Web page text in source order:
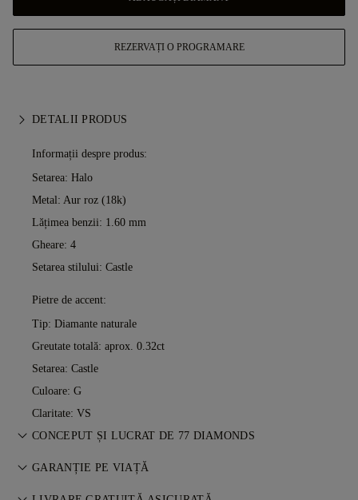
REZERVAȚI O PROGRAMARE
DETALII PRODUS
Informații despre produs:
Setarea: Halo
Metal: Aur roz (18k)
Lățimea benzii: 1.60 mm
Gheare: 4
Setarea stilului: Castle
Pietre de accent:
Tip: Diamante naturale
Greutate totală: aprox. 0.32ct
Setarea: Castle
Culoare: G
Claritate: VS
CONCEPUT ȘI LUCRAT DE 77 DIAMONDS
Arta bijuteriilor, perfecționată piesă cu piesă de maeștrii 77
GARANȚIE PE VIAȚĂ
Orice achiziție de la 77 Diamonds include o garanție pe viață